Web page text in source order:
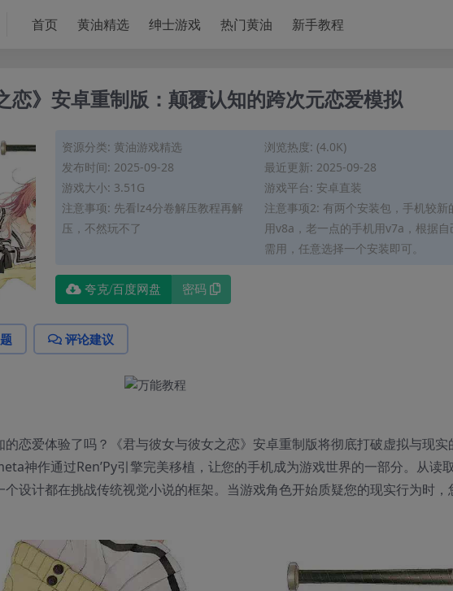
首页 黄油精选 绅士游戏 热门黄油 新手教程
恋》安卓重制版：颠覆认知的跨次元恋爱模拟
资源分类: 黄油游戏精选
浏览热度: (4.0K)
发布时间: 2025-09-28
最近更新: 2025-09-28
游戏大小: 3.51G
游戏平台: 安卓直装
注意事项: 先看lz4分卷解压教程再解
压，不然玩不了
注意事项2: 有两个安装包，手机较新
用v8a，老一点的手机用v7a，根据自
需用，任意选择一个安装即可。
夸克/百度网盘 密码
评论建议
恋爱体验了吗？《君与彼女与彼女之恋》安卓重制版将彻底打破虚拟与现实
神作通过Ren’Py引擎完美移植，让您的手机成为游戏世界的一部分。从读
设计都在挑战传统视觉小说的框架。当游戏角色开始质疑您的现实行为时，